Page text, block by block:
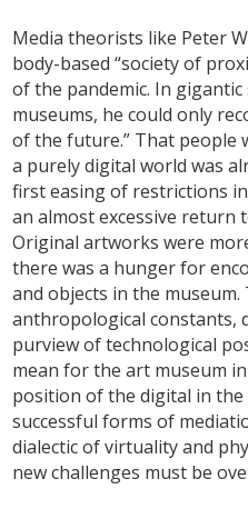
Media theorists like Peter
body-based “society of
of the pandemic. In
museums, he could only
of the future.” That people
a purely digital world was
first easing of restrictions
an almost excessive return
Original artworks were
there was a hunger for
and objects in the museum.
anthropological constants,
purview of technological
mean for the art museum
position of the digital in the
successful forms of
dialectic of virtuality and
new challenges must be